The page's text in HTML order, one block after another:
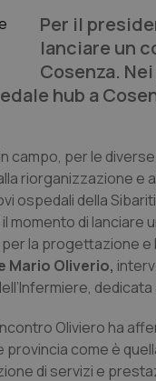
Per il
lanciare un
Cosenza.
hub a
campo, per le
riorganizzazione e
della
momento di lanciare
la progettazione
Mario Oliverio,
Oliviero ha
come è
di servizi e